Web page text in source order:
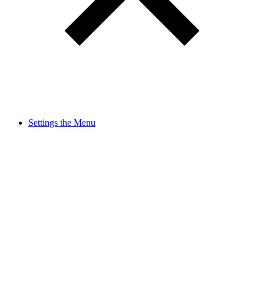
Settings the Menu